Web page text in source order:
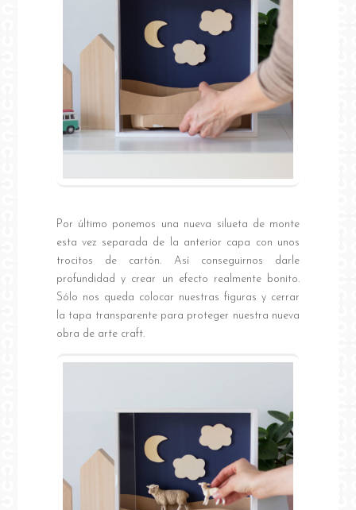
Por último ponemos una nueva silueta de monte
esta vez separada de la anterior capa con unos
trocitos de cartón. Así conseguirnos darle
profundidad y crear un efecto realmente bonito.
Sólo nos queda colocar nuestras figuras y cerrar
la tapa transparente para proteger nuestra nueva
obra de arte craft.